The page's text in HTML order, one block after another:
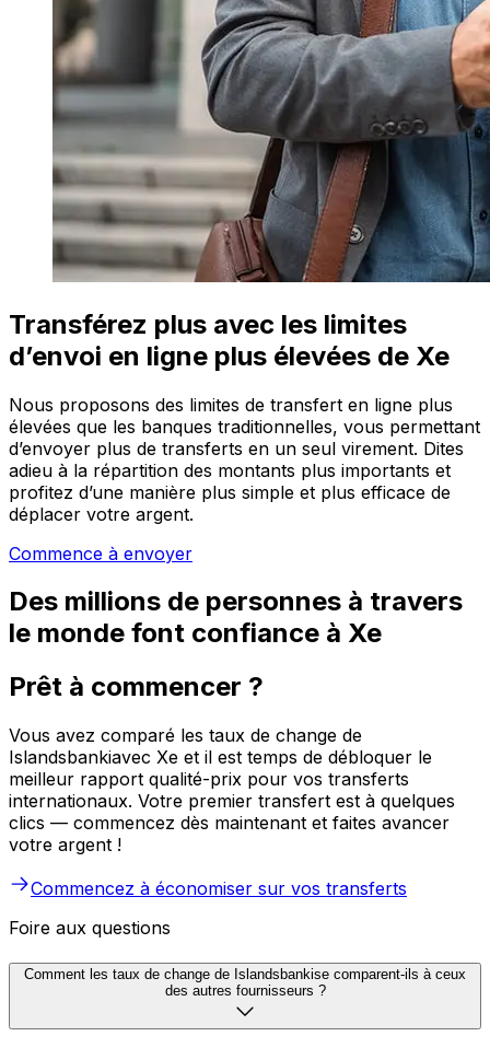
Transférez plus avec les limites
d’envoi en ligne plus élevées de Xe
Nous proposons des limites de transfert en ligne plus
élevées que les banques traditionnelles, vous permettant
d’envoyer plus de transferts en un seul virement. Dites
adieu à la répartition des montants plus importants et
profitez d’une manière plus simple et plus efficace de
déplacer votre argent.
Commence à envoyer
Des millions de personnes à travers
le monde font confiance à Xe
Prêt à commencer ?
Vous avez comparé les taux de change de
Islandsbankiavec Xe et il est temps de débloquer le
meilleur rapport qualité-prix pour vos transferts
internationaux. Votre premier transfert est à quelques
clics — commencez dès maintenant et faites avancer
votre argent !
Commencez à économiser sur vos transferts
Foire aux questions
Comment les taux de change de Islandsbankise comparent-ils à ceux
des autres fournisseurs ?